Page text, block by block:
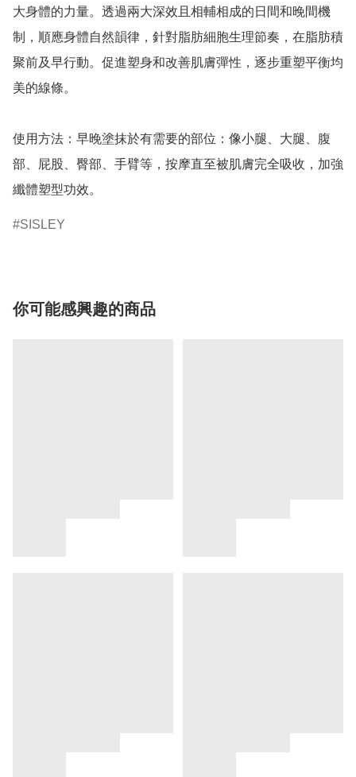
大身體的力量。透過兩大深效且相輔相成的日間和晚間機
制，順應身體自然韻律，針對脂肪細胞生理節奏，在脂肪積
聚前及早行動。促進塑身和改善肌膚彈性，逐步重塑平衡均
美的線條。
使用方法：早晚塗抹於有需要的部位：像小腿、大腿、腹
部、屁股、臀部、手臂等，按摩直至被肌膚完全吸收，加強
纖體塑型功效。
SISLEY
你可能感興趣的商品